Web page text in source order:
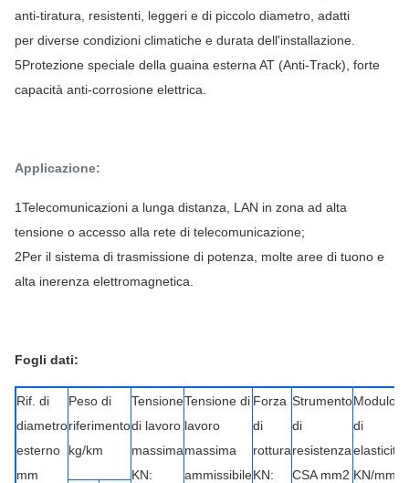
anti-tiratura, resistenti, leggeri e di piccolo diametro, adatti
per diverse condizioni climatiche e durata dell'installazione.
5Protezione speciale della guaina esterna AT (Anti-Track), forte
capacità anti-corrosione elettrica.
Applicazione:
1Telecomunicazioni a lunga distanza, LAN in zona ad alta
tensione o accesso alla rete di telecomunicazione;
2Per il sistema di trasmissione di potenza, molte aree di tuono e
alta inerenza elettromagnetica.
Fogli dati:
Rif. di
diametro
esterno
mm
Peso di
riferimento
kg/km
Tensione
di lavoro
massima
KN:
Tensione di
lavoro
massima
ammissibile
Forza
di
rottura
KN:
Strumento
di
resistenza
CSA mm2
Modulo
di
elasticità
KN/mm2